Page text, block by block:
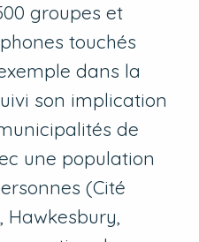
groupes et
touchés
dans la
son implication
de
une population
(Cité